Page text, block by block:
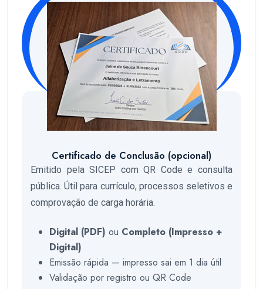
Certificado de Conclusão (opcional)
Emitido pela SICEP com QR Code e consulta
pública. Útil para currículo, processos seletivos e
comprovação de carga horária.
Digital (PDF) ou Completo (Impresso +
Digital)
Emissão rápida — impresso sai em 1 dia útil
Validação por registro ou QR Code